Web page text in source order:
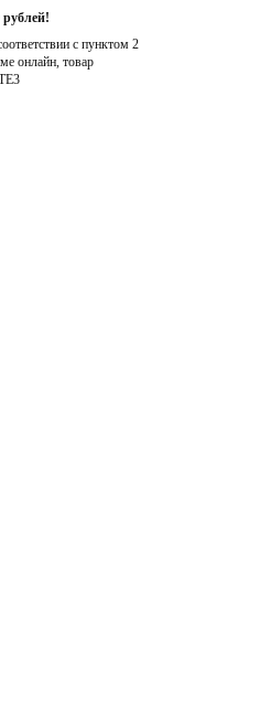
с пунктом 2
онлайн, товар